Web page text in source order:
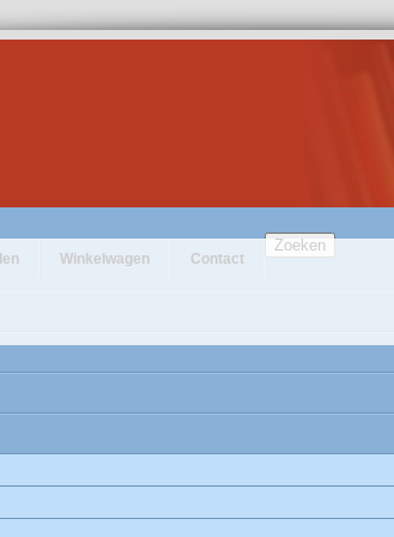
Winkelwagen Contact
Zoeken